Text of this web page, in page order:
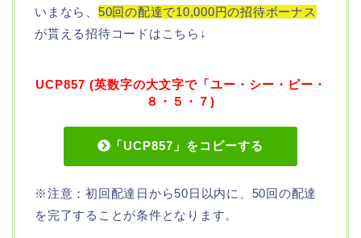
いまなら、 50回の配達で10,000円の招待ボーナス
が貰える招待コードはこちら↓
UCP857 (英数字の大文字で「ユー・シー・ピー・
８・５・７)
「UCP857」をコピーする
※注意：初回配達日から50日以内に、50回の配達
を完了することが条件となります。